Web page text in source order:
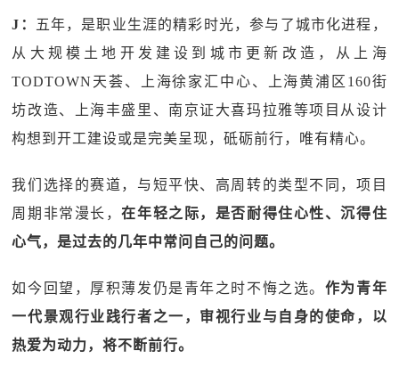
J：
五年，是职业生涯的精彩时光，参与了城市化进程，
从大规模土地开发建设到城市更新改造，从上海
TODTOWN天荟、上海徐家汇中心、上海黄浦区160街
坊改造、上海丰盛里、南京证大喜玛拉雅等项目从设计
构想到开工建设或是完美呈现，砥砺前行，唯有精心。
我们选择的赛道，与短平快、高周转的类型不同，项目
周期非常漫长，在年轻之际，是否耐得住心性、沉得住
心气，是过去的几年中常问自己的问题。
如今回望，厚积薄发仍是青年之时不悔之选。 作为青年
一代景观行业践行者之一，审视行业与自身的使命，以
热爱为动力，将不断前行。